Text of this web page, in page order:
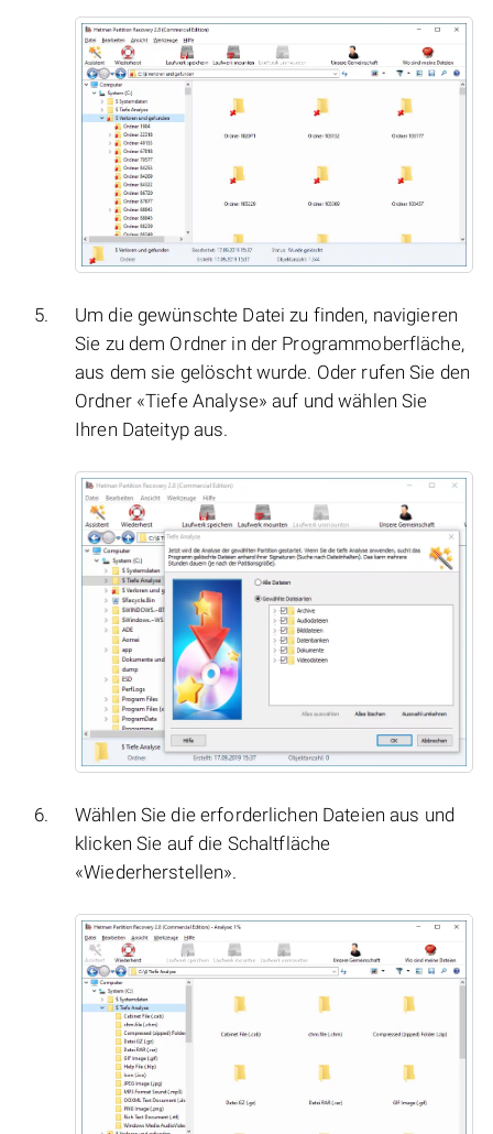
Um die gewünschte Datei zu finden, navigieren
Sie zu dem Ordner in der Programmoberfläche,
aus dem sie gelöscht wurde. Oder rufen Sie den
Ordner «Tiefe Analyse» auf und wählen Sie
Ihren Dateityp aus.
Wählen Sie die erforderlichen Dateien aus und
klicken Sie auf die Schaltfläche
«Wiederherstellen».